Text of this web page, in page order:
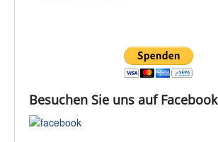
Besuchen Sie uns auf Facebook